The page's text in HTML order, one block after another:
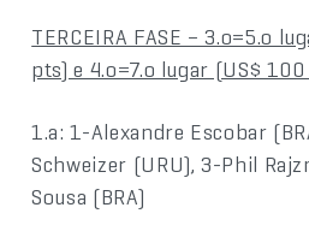
TERCEIRA FASE – 3.o=5.o
pts) e 4.o=7.o lugar (US$
1.a: 1-Alexandre Escobar
Schweizer (URU), 3-Phil
Sousa (BRA)